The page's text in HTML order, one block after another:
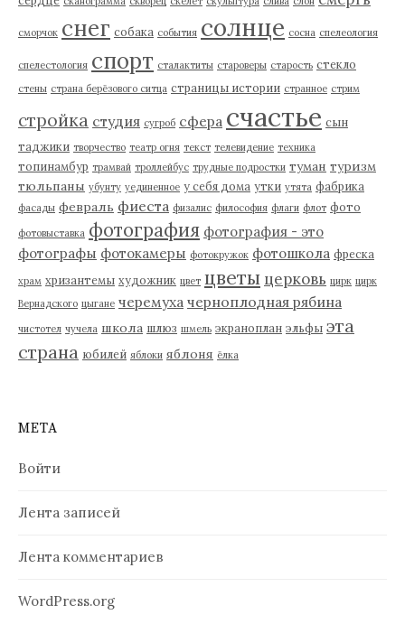
сморчок снег собака события солнце сосна спелеология
спелестология спорт сталактиты староверы старость стекло
стены страна берёзового ситца страницы истории странное стрим
стройка студия сугроб сфера счастье сын
таджики творчество театр огня текст телевидение техника
топинамбур трамвай троллейбус трудные подростки туман туризм
тюльпаны убунту уединенное у себя дома утки утята фабрика
фасады февраль фиеста физалис философия флаги флот фото
фотовыставка фотография фотография - это
фотографы фотокамеры фотокружок фотошкола фреска
храм хризантемы художник цвет цветы церковь цирк цирк
Вернадского цыгане черемуха черноплодная рябина
чистотел чучела школа шлюз шмель экраноплан эльфы эта
страна юбилей яблоки яблоня ёлка
МЕТА
Войти
Лента записей
Лента комментариев
WordPress.org